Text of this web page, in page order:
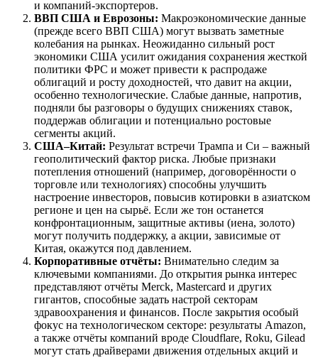
и компаний-экспортеров.
ВВП США и Еврозоны: Макроэкономические данные
(прежде всего ВВП США) могут вызвать заметные
колебания на рынках. Неожиданно сильный рост
экономики США усилит ожидания сохранения жесткой
политики ФРС и может привести к распродаже
облигаций и росту доходностей, что давит на акции,
особенно технологические. Слабые данные, напротив,
подняли бы разговоры о будущих снижениях ставок,
поддержав облигации и потенциально ростовые
сегменты акций.
США–Китай: Результат встречи Трампа и Си – важный
геополитический фактор риска. Любые признаки
потепления отношений (например, договорённости о
торговле или технологиях) способны улучшить
настроение инвесторов, повысив котировки в азиатском
регионе и цен на сырьё. Если же тон останется
конфронтационным, защитные активы (иена, золото)
могут получить поддержку, а акции, зависимые от
Китая, окажутся под давлением.
Корпоративные отчёты: Внимательно следим за
ключевыми компаниями. До открытия рынка интерес
представляют отчёты Merck, Mastercard и других
гигантов, способные задать настрой секторам
здравоохранения и финансов. После закрытия особый
фокус на технологическом секторе: результаты Amazon,
а также отчёты компаний вроде Cloudflare, Roku, Gilead
могут стать драйверами движения отдельных акций и